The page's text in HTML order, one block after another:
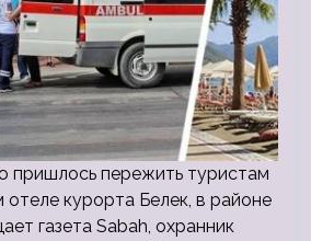
пришлось пережить туристам
отеле курорта Белек, в районе
газета Sabah, охранник